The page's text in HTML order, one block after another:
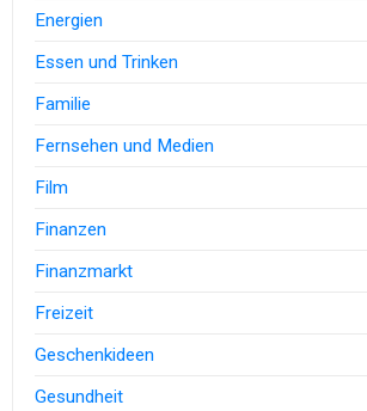
Energien
Essen und Trinken
Familie
Fernsehen und Medien
Film
Finanzen
Finanzmarkt
Freizeit
Geschenkideen
Gesundheit